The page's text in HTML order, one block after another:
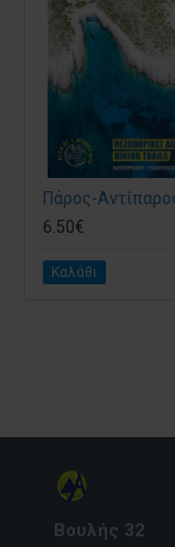
6.50€
Καλάθι
Βουλής 32